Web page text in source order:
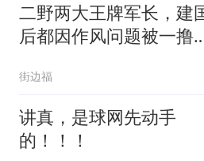
二野两大王牌军长，建
后都因作风问题被一撸
街边福
讲真，是球网先动手
的！！！